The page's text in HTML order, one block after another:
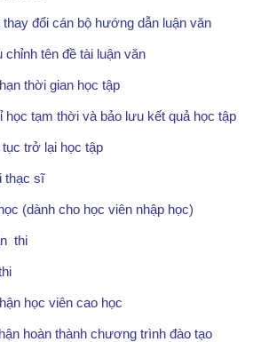
đổi cán bộ hướng dẫn luận văn
tên đề tài luận văn
thời gian học tập
học tạm thời và bảo lưu kết quả học tập
trở lại học tập
thạc sĩ
(dành cho học viên nhập học)
thi
học viên cao học
hoàn thành chương trình đào tạo